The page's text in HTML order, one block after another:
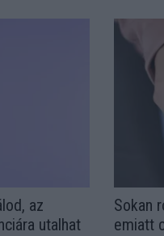
az
utalhat
Sokan
emiatt